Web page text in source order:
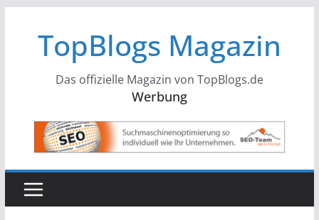
springenTopBlogs Magazin
Das offizielle Magazin von TopBlogs.de
Werbung